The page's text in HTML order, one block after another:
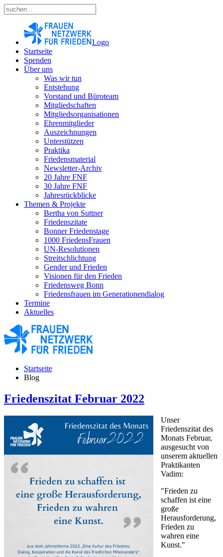
Logo
Startseite
Spenden
Über uns
Was wir tun
Entstehung
Vorstand und Büroteam
Mitgliedschaften
Mitgliedsorganisationen
Ehrenmitglieder
Auszeichnungen
Unterstützen
Praktika
Friedensmaterial
Newsletter-Archiv
20 Jahre FNF
30 Jahre FNF
Jahresrückblicke
Themen & Projekte
Bertha von Suttner
Friedenszitate
Bonner Friedenstage
1000 FriedensFrauen
UN-Resolutionen
Streitschlichtung
Gender und Frieden
Visionen für den Frieden
Friedensweg Bonn
Friedensfrauen im Generationendialog
Termine
Aktuelles
Startseite
Blog
Friedenszitat Februar 2022
Unser
Friedenszitat des
Monats Februar,
ausgesucht von
unserem aktuellen
Praktikanten
Vadim:
"Frieden zu
schaffen ist eine
große
Herausforderung,
Frieden zu
wahren eine
Kunst."